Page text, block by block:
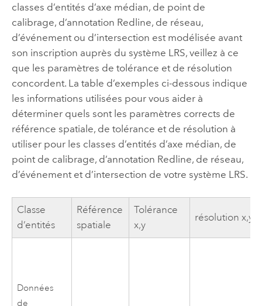
classes d’entités d’axe médian, de point de
calibrage, d’annotation Redline, de réseau,
d’événement ou d’intersection est modélisée avant
son inscription auprès du système LRS, veillez à ce
que les paramètres de tolérance et de résolution
concordent. La table d’exemples ci-dessous indique
les informations utilisées pour vous aider à
déterminer quels sont les paramètres corrects de
référence spatiale, de tolérance et de résolution à
utiliser pour les classes d’entités d’axe médian, de
point de calibrage, d’annotation Redline, de réseau,
d’événement et d’intersection de votre système LRS.
Classe
d’entités
Référence
spatiale
Tolérance
x,y
résolution x,y
Données
de